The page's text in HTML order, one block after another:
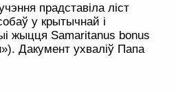
прадставіла ліст
у крытычнай і
жыцця Samaritanus bonus
Дакумент ухваліў Папа